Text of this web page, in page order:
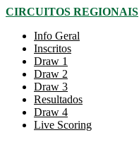
CIRCUITOS REGIONAIS
Info Geral
Inscritos
Draw 1
Draw 2
Draw 3
Resultados
Draw 4
Live Scoring